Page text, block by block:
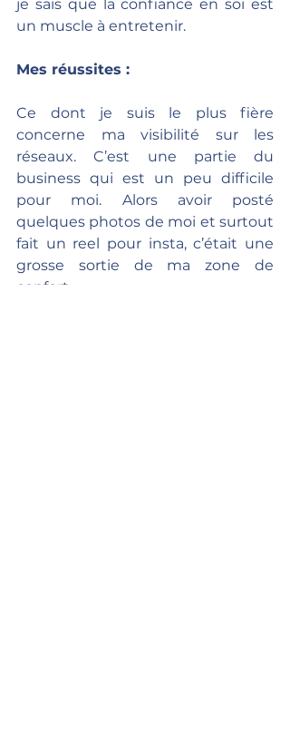
je sais que la confiance en soi est
un muscle à entretenir.
Mes réussites :
Ce dont je suis le plus fière
concerne ma visibilité sur les
réseaux. C’est une partie du
business qui est un peu difficile
pour moi. Alors avoir posté
quelques photos de moi et surtout
fait un reel pour insta, c’était une
grosse sortie de ma zone de
confort.